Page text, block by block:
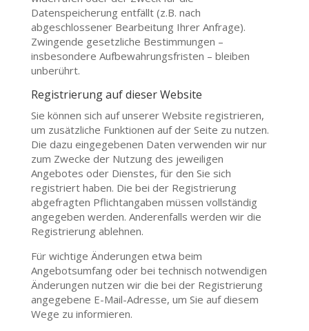
Datenspeicherung entfällt (z.B. nach
abgeschlossener Bearbeitung Ihrer Anfrage).
Zwingende gesetzliche Bestimmungen –
insbesondere Aufbewahrungsfristen – bleiben
unberührt.
Registrierung auf dieser Website
Sie können sich auf unserer Website registrieren,
um zusätzliche Funktionen auf der Seite zu nutzen.
Die dazu eingegebenen Daten verwenden wir nur
zum Zwecke der Nutzung des jeweiligen
Angebotes oder Dienstes, für den Sie sich
registriert haben. Die bei der Registrierung
abgefragten Pflichtangaben müssen vollständig
angegeben werden. Anderenfalls werden wir die
Registrierung ablehnen.
Für wichtige Änderungen etwa beim
Angebotsumfang oder bei technisch notwendigen
Änderungen nutzen wir die bei der Registrierung
angegebene E-Mail-Adresse, um Sie auf diesem
Wege zu informieren.